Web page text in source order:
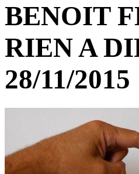
BENOIT
RIEN A
28/11/2015